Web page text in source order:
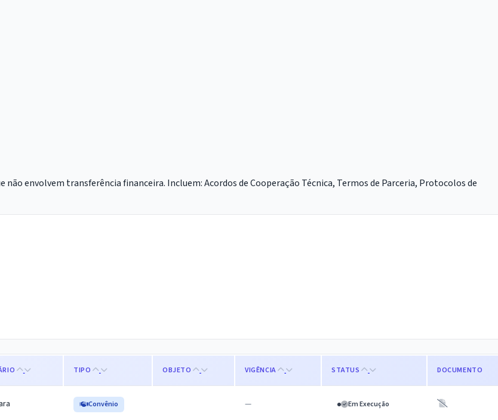
envolvem transferência financeira. Incluem: Acordos de Cooperação Técnica, Termos de Parceria, Protocolos de
TIPO OBJETO VIGÊNCIA STATUS DOCUMENTO
Convênio — Em Execução